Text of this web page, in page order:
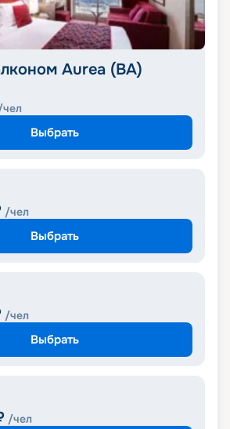
Aurea (BA)
Выбрать
/чел
Выбрать
/чел
Выбрать
/чел